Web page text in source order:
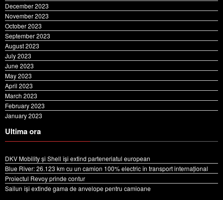
November 2023
October 2023
September 2023
August 2023
July 2023
June 2023
May 2023
April 2023
March 2023
February 2023
January 2023
Ultima ora
Blue River: 26.123 km cu un camion 100% electric în transport internațional
Proiectul Revoy prinde contur
Sailun își extinde gama de anvelope pentru camioane